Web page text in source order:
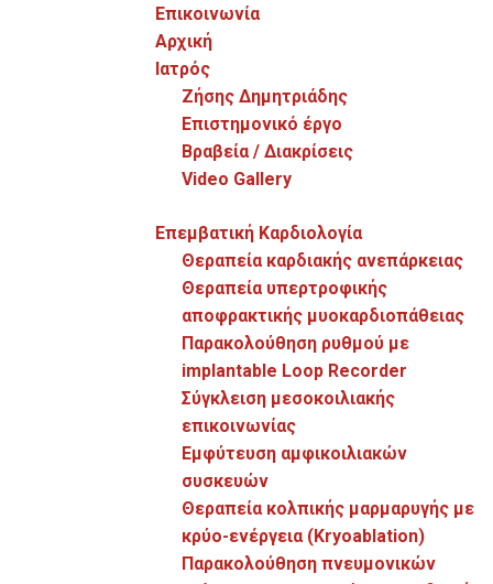
Mediterranean Hospital, Στυγός 9, TK 3117 Λεμεσός,
Κύπρος
Κλείστε Ραντεβού
Επικοινωνία
Αρχική
Ιατρός
Ζήσης Δημητριάδης
Επιστημονικό έργο
Βραβεία / Διακρίσεις
Video Gallery
Επεμβατική Καρδιολογία
Θεραπεία καρδιακής ανεπάρκειας
Θεραπεία υπερτροφικής
αποφρακτικής μυοκαρδιοπάθειας
Παρακολούθηση ρυθμού με
implantable Loop Recorder
Σύγκλειση μεσοκοιλιακής
επικοινωνίας
Εμφύτευση αμφικοιλιακών
συσκευών
Θεραπεία κολπικής μαρμαρυγής με
κρύο-ενέργεια (Kryoablation)
Παρακολούθηση πνευμονικών
Εξέταση Holter
Τι είναι η εξέταση Holter;